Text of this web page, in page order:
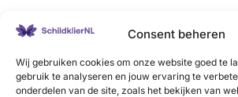
Consent beheren
Wij gebruiken cookies om onze website goed te
gebruik te analyseren en jouw ervaring te
onderdelen van de site, zoals het bekijken van